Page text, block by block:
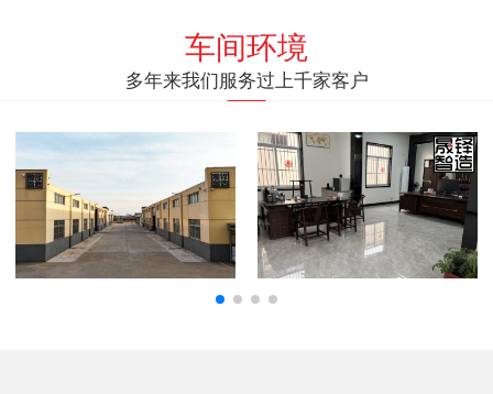
车间环境
多年来我们服务过上千家客户